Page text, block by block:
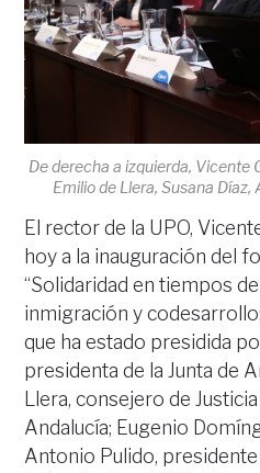
De derecha a izquierda, Vicente
Emilio de Llera, Susana
El rector de la UPO,
hoy a la inauguración del
“Solidaridad en tiempos
inmigración y
que ha estado presidida
presidenta de la Junta de
Llera, consejero de
Andalucía; Eugenio
Antonio Pulido, presidente